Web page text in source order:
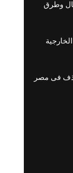
وطرق
فى مصر